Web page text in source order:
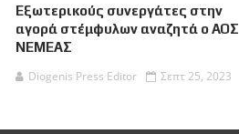
Εξωτερικούς συνεργάτες στην
αγορά στέμφυλων αναζητά ο ΑΟΣ
ΝΕΜΕΑΣ
Diogenis Press Editor
Σεπτ 25, 2023